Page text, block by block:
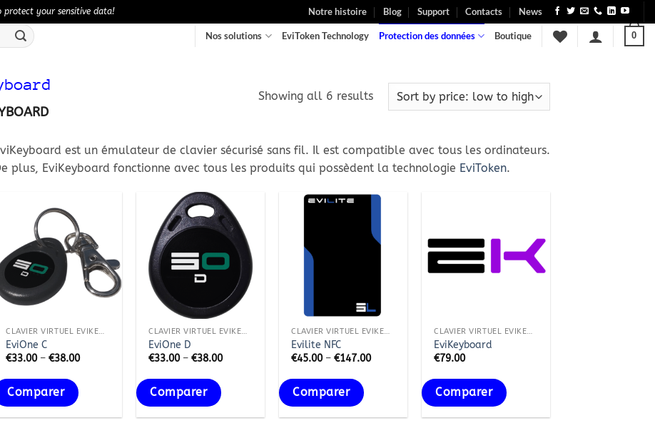
protect your sensitive data! Notre histoire Blog Support Contacts News
Nos solutions EviToken Technology Protection des données Boutique 0
Showing all 6 resultsSorted
low
to
est un émulateur de clavier sécurisé sans fil. Il est compatible avec tous les ordinateurs.
plus, EviKeyboard fonctionne avec tous les produits qui possèdent la technologie EviToken.
Ajouter
à la
wishlist
+
EviOne C
€33.00–€38.00
Comparer
Ajouter
wishlist
EviOne D
€33.00–€38.00
Comparer
Evilite NFC
€45.00–€147.00
Comparer
Ajouter
à la
wishlist
EviKeyboard
€79.00
Comparer